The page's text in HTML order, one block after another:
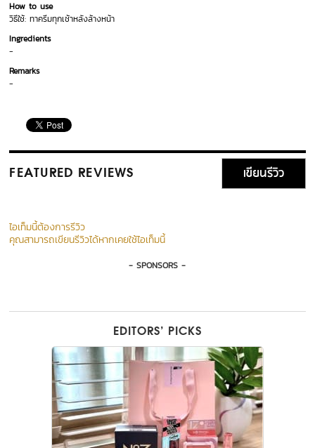
How to use
วิธีใช้: ทาครีมทุกเช้าหลังล้างหน้า
Ingredients
-
Remarks
-
FEATURED REVIEWS เขียนรีวิว
ไอเท็มนี้ต้องการรีวิว
คุณสามารถเขียนรีวิวได้หากเคยใช้ไอเท็มนี้
- SPONSORS -
EDITORS’ PICKS